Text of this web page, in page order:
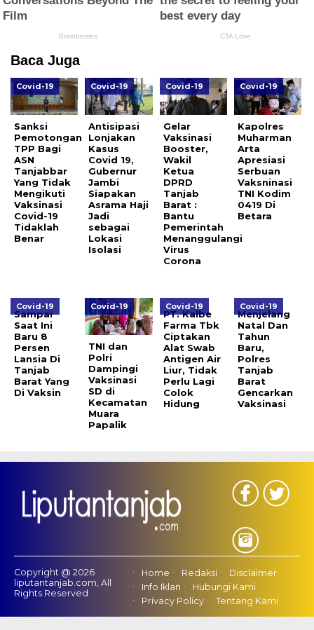
Baca Juga
Covid-19
Sanksi
Pemotongan
TPP Bagi
ASN
Tanjabbar
Yang Tidak
Mengikuti
Vaksinasi
Covid-19
Tidaklah
Benar
Covid-19
Antisipasi
Lonjakan
Kasus
Covid 19,
Gubernur
Jambi
Siapakan
Asrama Haji
Jadi
sebagai
Lokasi
Isolasi
Covid-19
Gelar
Vaksinasi
Booster,
Wakil
Ketua
DPRD
Tanjab
Barat :
Bantu
Pemerintah
Menanggulangi
Virus
Corona
Covid-19
Kapolres
Muharman
Arta
Apresiasi
Serbuan
Vaksninasi
TNI Kodim
0419 Di
Betara
Covid-19
Sampai
Saat Ini
Baru 8
Persen
Lansia Di
Tanjab
Barat Yang
Di Vaksin
Covid-19
TNI dan
Polri
Dampingi
Vaksinasi
SD di
Kecamatan
Muara
Papalik
Covid-19
PT. Kalbe
Farma Tbk
Ciptakan
Alat Swab
Antigen Air
Liur, Tidak
Perlu Lagi
Colok
Hidung
Covid-19
Menjelang
Natal Dan
Tahun
Baru,
Polres
Tanjab
Barat
Gencarkan
Vaksinasi
Copyright @ 2026
liputantanjab.com, All
Rights Reserved
Home Redaksi
Disclaimer
Info Iklan
Hubungi Kami
Privacy Policy
Tentang Kami